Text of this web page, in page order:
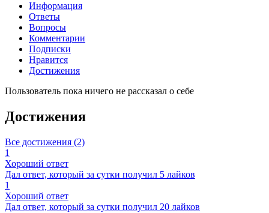
Информация
Ответы
Вопросы
Комментарии
Подписки
Нравится
Достижения
Пользователь пока ничего не рассказал о себе
Достижения
Все достижения (2)
1
Хороший ответ
Дал ответ, который за сутки получил 5 лайков
1
Хороший ответ
Дал ответ, который за сутки получил 20 лайков